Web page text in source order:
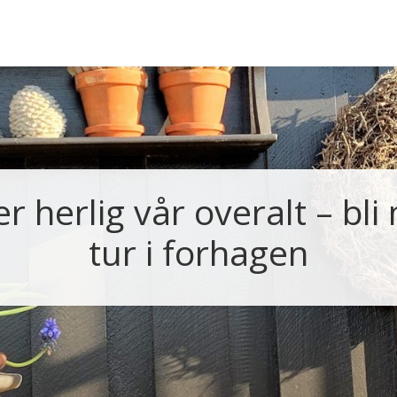
herlig vår overalt – bli
tur i forhagen